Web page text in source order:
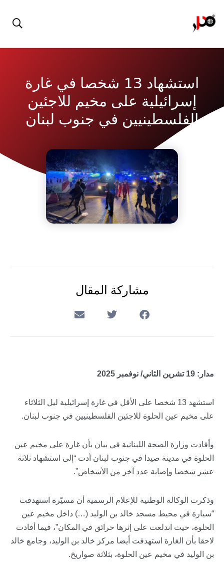
استشهاد 13 شخصا في غارة
إسرائيلية على مخيم للاجئين
الفلسطينيين في جنوب لبنان
مشاركة المقال
مدار: 19 تشرين الثاني/ نوفمبر 2025
استشهد 13 شخصا على الأقل في غارة إسرائيلية ليل الثلاثاء
على مخيم عين الحلوة للاجئين الفلسطينيين في جنوب لبنان.
وأفادت وزارة الصحة اللبنانية في بيان بأن غارة على مخيم عين
الحلوة في مدينة صيدا في جنوب لبنان أدت “إلى استشهاد ثلاثة
عشر شخصا وإصابة عدد آخر من الأشخاص”.
وذكرت الوكالة الوطنية للإعلام الرسمية أن مسيّرة استهدفت
“سيارة في محيط مسجد خالد بن الوليد (…) داخل مخيم عين
الحلوة، حيث اندلعت على إثرها حرائق في المكان”، فيما أفادت
لاحقا بأن الغارة استهدفت أيضا مركز خالد بن الوليد، وجامع خالد
بن الوليد في مخيم عين الحلوة، بثلاثة صواريخ.